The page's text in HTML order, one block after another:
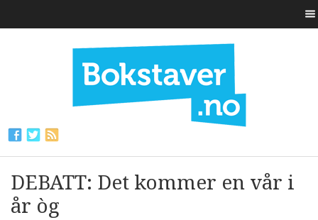
DEBATT: Det kommer en vår i
år òg